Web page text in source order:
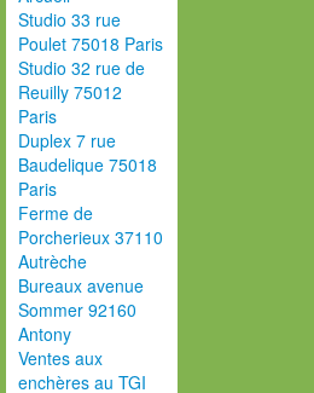
Studio 33 rue
Poulet 75018 Paris
Studio 32 rue de
Reuilly 75012
Paris
Duplex 7 rue
Baudelique 75018
Paris
Ferme de
Porcherieux 37110
Autrèche
Bureaux avenue
Sommer 92160
Antony
Ventes aux
enchères au TGI